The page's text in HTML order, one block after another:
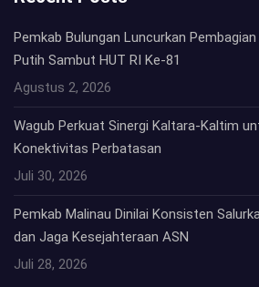
Pemkab Bulungan Luncurkan
Putih Sambut HUT RI Ke-81
Agustus 2, 2026
Wagub Perkuat Sinergi Kaltara-Kaltim
Konektivitas Perbatasan
Juli 30, 2026
Pemkab Malinau Dinilai Konsisten
dan Jaga Kesejahteraan ASN
Juli 28, 2026